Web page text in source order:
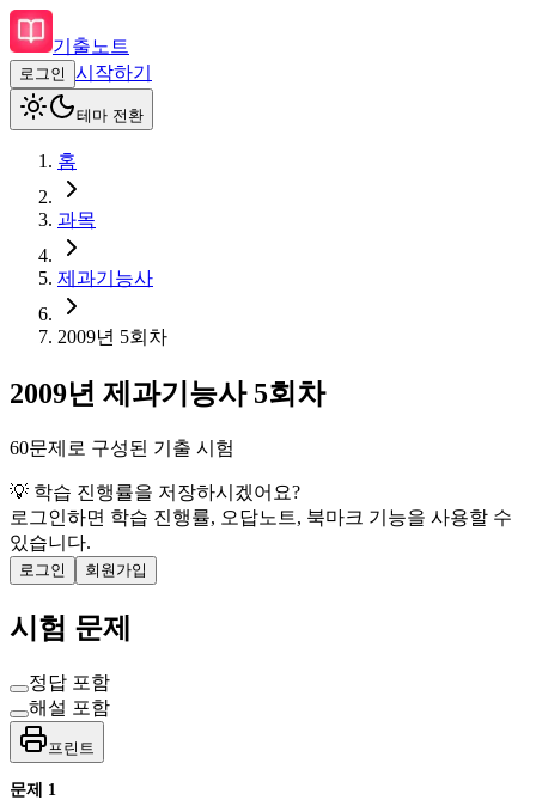
기출노트
로그인 시작하기
테마 전환
홈
과목
제과기능사
2009년 5회차
2009년 제과기능사 5회차
60문제로 구성된 기출 시험
💡 학습 진행률을 저장하시겠어요?
로그인하면 학습 진행률, 오답노트, 북마크 기능을 사용할 수
있습니다.
로그인 회원가입
시험 문제
정답 포함
해설 포함
프린트
문제 1